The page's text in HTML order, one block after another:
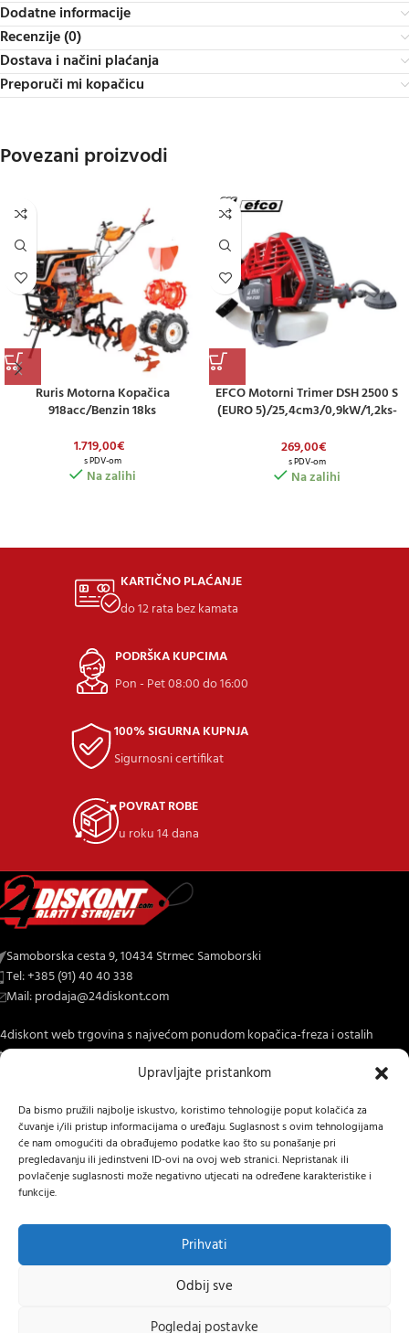
Upravljajte pristankom
Da bismo pružili najbolje iskustvo, koristimo tehnologije poput kolačića za
čuvanje i/ili pristup informacijama o uređaju. Suglasnost s ovim tehnologijama
će nam omogućiti da obrađujemo podatke kao što su ponašanje pri
pregledavanju ili jedinstveni ID-ovi na ovoj web stranici. Nepristanak ili
povlačenje suglasnosti može negativno utjecati na određene karakteristike i
funkcije.
Prihvati
Odbij sve
Pogledaj postavke
Dodatne informacije
Recenzije (0)
Dostava i načini plaćanja
Preporuči mi kopačicu
Povezani proizvodi
Ruris Motorna Kopačica
918acc/benzin 18ks
1.719,00€
s PDV-om
Na zalihi
EFCO Motorni Trimer DSH 2500 S
(EURO 5)/25,4cm3/0,9kW/1,2ks-
269,00€
s PDV-om
Na zalihi
KARTIČNO PLAĆANJE
do 12 rata bez kamata
PODRŠKA KUPCIMA
Pon - Pet 08:00 do 16:00
100% SIGURNA KUPNJA
Sigurnosni certifikat
POVRAT ROBE
u roku 14 dana
Samoborska cesta 9, 10434 Strmec Samoborski
Tel: +385 (91) 40 40 338
Mail: prodaja@24diskont.com
web trgovina s najvećom ponudom kopačica-freza i ostalih
za dom i vrt.
INFORMACIJE O KUPNJI
OSTALE INFORMACIJE
Hrvatski